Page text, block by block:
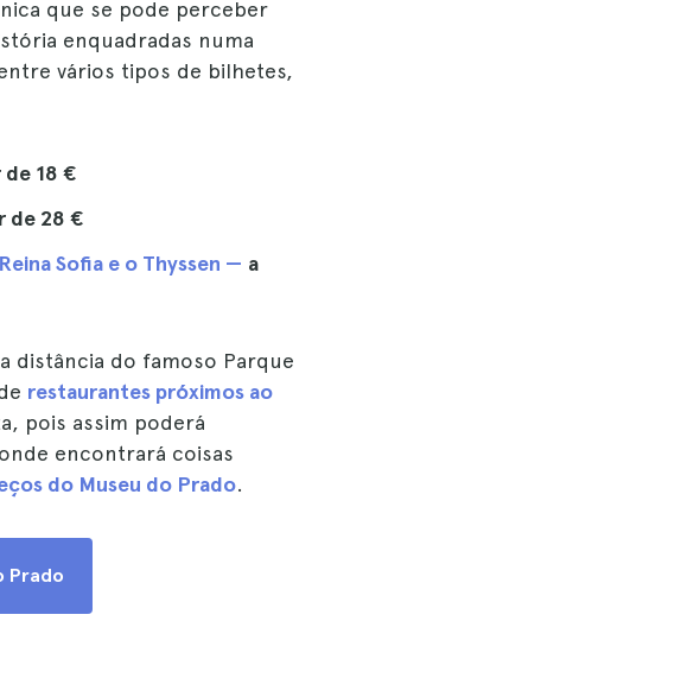
que se pode perceber
enquadradas numa
vários tipos de bilhetes,
de 18 €
de 28 €
Sofia e o Thyssen — a
distância do famoso Parque
restaurantes próximos ao
pois assim poderá
encontrará coisas
do Museu do Prado.
Prado